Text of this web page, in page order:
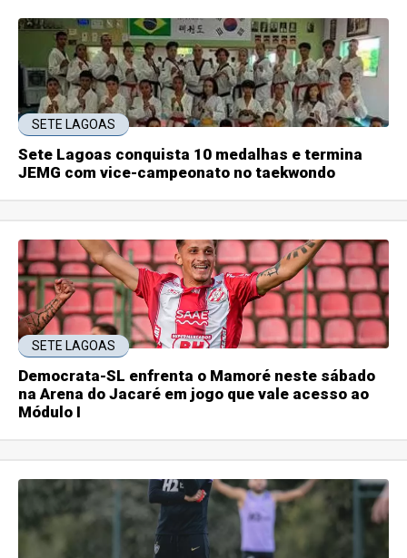
SETE LAGOAS
Sete Lagoas conquista 10 medalhas e termina
JEMG com vice-campeonato no taekwondo
SETE LAGOAS
Democrata-SL enfrenta o Mamoré neste sábado
na Arena do Jacaré em jogo que vale acesso ao
Módulo I